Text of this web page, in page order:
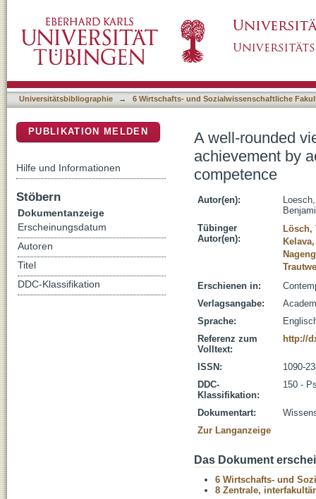
concept and peer ratings of competence
Universitätsbibliographie → 6 Wirtschafts- und Sozialwissenschaftliche
A well-rounded
achievement by
competence
Autor(en):
Tübinger
Autor(en):
Lösch,
Erschienen in:
Verlagsangabe:
Sprache:
Referenz zum
Volltext:
http://
ISSN:
1090-
DDC-
Klassifikation:
150 -
Dokumentart:
Zur Langanzeige
Das Dokument
6 Wirtschafts- und
8 Zentrale,
PUBLIKATION MELDEN
Hilfe und Informationen
Stöbern
Dokumentanzeige
Erscheinungsdatum
Autoren
Titel
DDC-Klassifikation